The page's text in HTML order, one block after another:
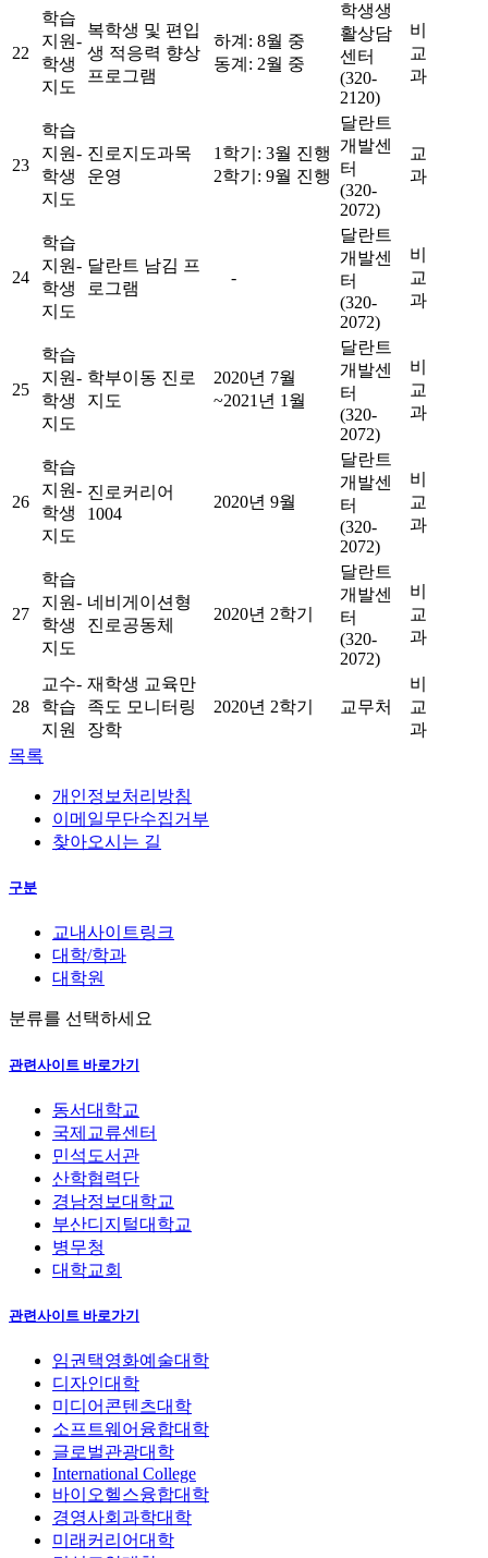
22
학습
지원-
학생
지도
복학생 및 편입
생 적응력 향상
프로그램
하계: 8월 중
동계: 2월 중
학생생
활상담
센터
(320-
2120)
비
교
과
23
학습
지원-
학생
지도
진로지도과목
운영
1학기: 3월 진행
2학기: 9월 진행
달란트
개발센
터
(320-
2072)
교
과
24
학습
지원-
학생
지도
달란트 남김 프
로그램
-
달란트
개발센
터
(320-
2072)
비
교
과
25
학습
지원-
학생
지도
학부이동 진로
지도
2020년 7월
~2021년 1월
달란트
개발센
터
(320-
2072)
비
교
과
26
학습
지원-
학생
지도
진로커리어
1004
2020년 9월
달란트
개발센
터
(320-
2072)
비
교
과
27
학습
지원-
학생
지도
네비게이션형
진로공동체
2020년 2학기
달란트
개발센
터
(320-
2072)
비
교
과
28
교수-
학습
지원
재학생 교육만
족도 모니터링
장학
2020년 2학기 교무처
비
교
과
목록
개인정보처리방침
이메일무단수집거부
찾아오시는 길
구분
교내사이트링크
대학/학과
대학원
분류를 선택하세요
관련사이트 바로가기
동서대학교
국제교류센터
민석도서관
산학협력단
경남정보대학교
부산디지털대학교
병무청
대학교회
관련사이트 바로가기
임권택영화예술대학
디자인대학
미디어콘텐츠대학
소프트웨어융합대학
글로벌관광대학
International College
바이오헬스융합대학
경영사회과학대학
미래커리어대학